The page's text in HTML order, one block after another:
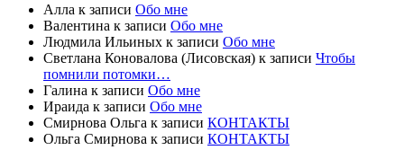
Алла к записи Обо мне
Валентина к записи Обо мне
Людмила Ильиных к записи Обо мне
Светлана Коновалова (Лисовская) к записи Чтобы
помнили потомки…
Галина к записи Обо мне
Ираида к записи Обо мне
Смирнова Ольга к записи КОНТАКТЫ
Ольга Смирнова к записи КОНТАКТЫ